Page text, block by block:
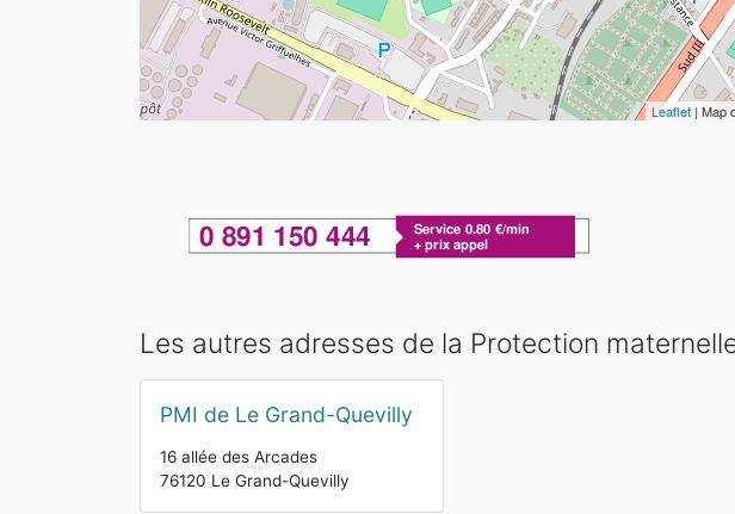
Leaflet | Map
Les autres adresses de la Protection
PMI de Le Grand-Quevilly
16 allée des Arcades
76120 Le Grand-Quevilly